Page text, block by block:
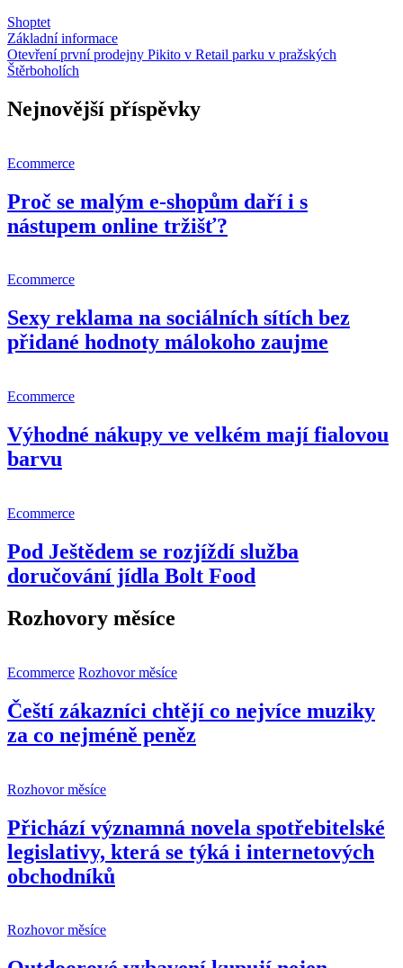
Shoptet
Navigace
pro
Základní informace
Otevření první prodejny Pikito v Retail parku v pražských
Štěrboholích
Nejnovější příspěvky
Ecommerce
Proč se malým e-shopům daří i s
nástupem online tržišť?
Ecommerce
Sexy reklama na sociálních sítích bez
přidané hodnoty málokoho zaujme
Ecommerce
Výhodné nákupy ve velkém mají fialovou
barvu
Ecommerce
Pod Ještědem se rozjíždí služba
doručování jídla Bolt Food
Rozhovory měsíce
Ecommerce Rozhovor měsíce
Čeští zákazníci chtějí co nejvíce muziky
za co nejméně peněz
Rozhovor měsíce
Přichází významná novela spotřebitelské
legislativy, která se týká i internetových
obchodníků
Rozhovor měsíce